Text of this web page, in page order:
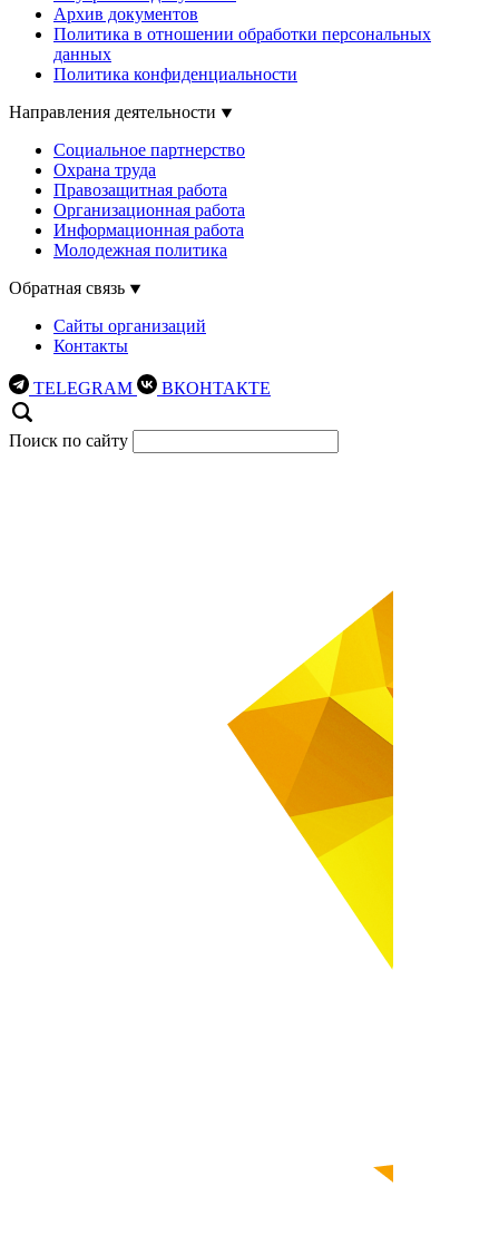
Архив документов
Политика в отношении обработки персональных
данных
Политика конфиденциальности
Направления деятельности
Социальное партнерство
Охрана труда
Правозащитная работа
Организационная работа
Информационная работа
Молодежная политика
Обратная связь
Сайты организаций
Контакты
TELEGRAM ВКОНТАКТЕ
Поиск по сайту